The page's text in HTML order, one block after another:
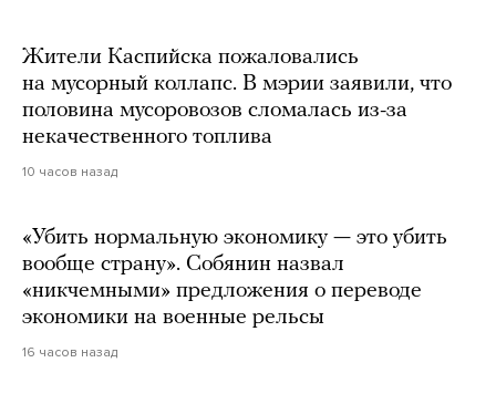
Жители Каспийска пожаловались
на мусорный коллапс. В мэрии заявили, что
половина мусоровозов сломалась из-за
некачественного топлива
10 часов назад
«Убить нормальную экономику — это убить
вообще страну». Собянин назвал
«никчемными» предложения о переводе
экономики на военные рельсы
16 часов назад